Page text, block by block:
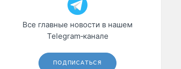
Все главные новости в нашем
Telegram‑канале
ПОДПИСАТЬСЯ